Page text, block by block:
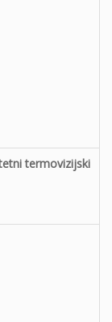
termovizijski